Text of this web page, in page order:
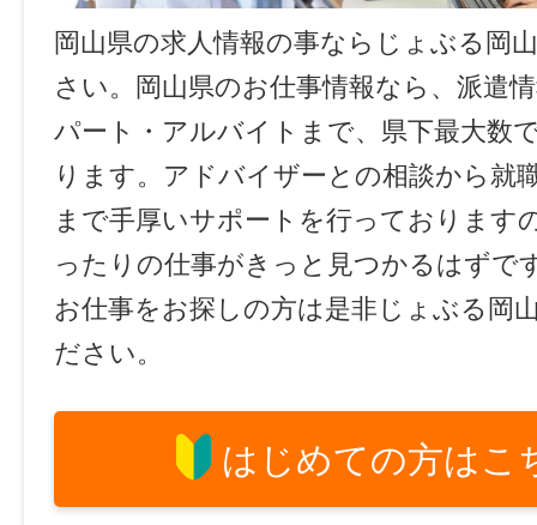
岡山県の求人情報の事ならじょぶる岡
さい。岡山県のお仕事情報なら、派遣
パート・アルバイトまで、県下最大数
ります。アドバイザーとの相談から就
まで手厚いサポートを行っております
ったりの仕事がきっと見つかるはずで
お仕事をお探しの方は是非じょぶる岡
ださい。
はじめての方はこ